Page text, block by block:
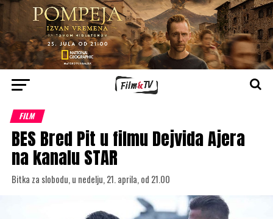
FILM
BES Bred Pit u filmu Dejvida Ajera
na kanalu STAR
Bitka za slobodu, u nedelju, 21. aprila, od 21.00